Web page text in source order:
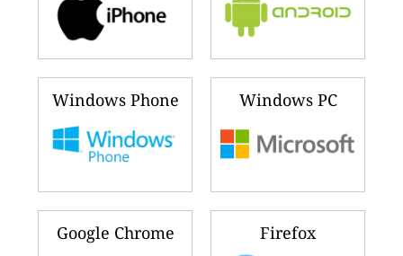
Windows Phone Windows PC
Google Chrome Firefox